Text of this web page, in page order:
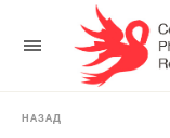
НАЗАД